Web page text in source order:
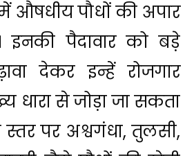
औषधीय पौधों की अपार
इनकी पैदावार को बड़े
देकर इन्हें रोजगार
धारा से जोड़ा जा सकता
स्तर पर अश्वगंधा, तुलसी,